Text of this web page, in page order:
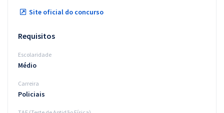
Site oficial do concurso
Requisitos
Escolaridade
Médio
Carreira
Policiais